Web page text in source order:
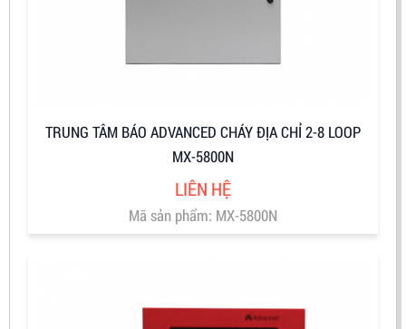
TRUNG TÂM BÁO ADVANCED CHÁY ĐỊA CHỈ 2-8 LOOP
MX-5800N
LIÊN HỆ
Mã sản phẩm: MX-5800N